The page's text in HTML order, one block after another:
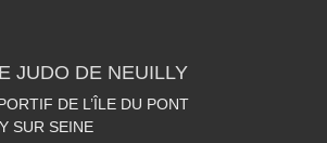
JUDO DE NEUILLY
DE L’ÎLE DU PONT
SUR SEINE